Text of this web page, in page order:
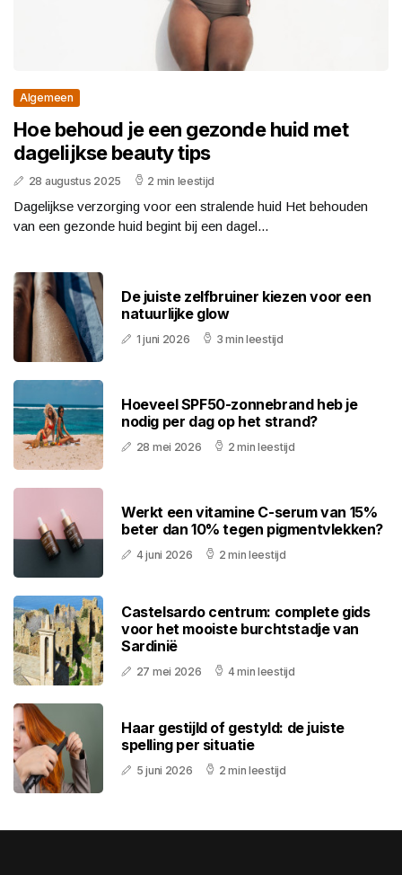
Algemeen
Hoe behoud je een gezonde huid met
dagelijkse beauty tips
28 augustus 2025 2 min leestijd
Dagelijkse verzorging voor een stralende huid Het behouden
van een gezonde huid begint bij een dagel...
De juiste zelfbruiner kiezen voor een
natuurlijke glow
1 juni 2026 3 min leestijd
Hoeveel SPF50-zonnebrand heb je
nodig per dag op het strand?
28 mei 2026 2 min leestijd
Werkt een vitamine C-serum van 15%
beter dan 10% tegen pigmentvlekken?
4 juni 2026 2 min leestijd
Castelsardo centrum: complete gids
voor het mooiste burchtstadje van
Sardinië
27 mei 2026 4 min leestijd
Haar gestijld of gestyld: de juiste
spelling per situatie
5 juni 2026 2 min leestijd